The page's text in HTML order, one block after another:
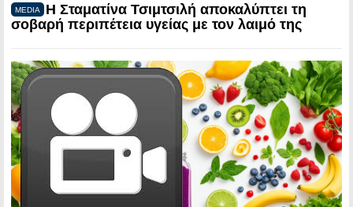
MEDIA
Η Σταματίνα Τσιμτσιλή αποκαλύπτει τη
σοβαρή περιπέτεια υγείας με τον λαιμό της